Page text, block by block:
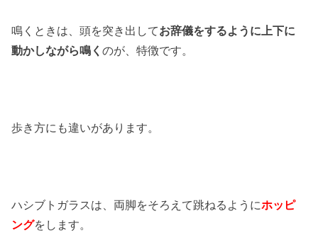
鳴くときは、頭を突き出してお辞儀をするように上下に
動かしながら鳴くのが、特徴です。
歩き方にも違いがあります。
ハシブトガラスは、両脚をそろえて跳ねるようにホッピ
ングをします。